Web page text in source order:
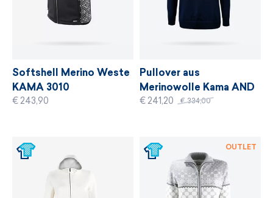
Softshell Merino Weste
KAMA 3010
€ 243,90
Pullover aus
Merinowolle Kama AND
501
€ 241,20 € 334,00
OUTLET